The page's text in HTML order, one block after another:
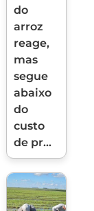
do
arroz
reage,
mas
segue
abaixo
do
custo
de pr...